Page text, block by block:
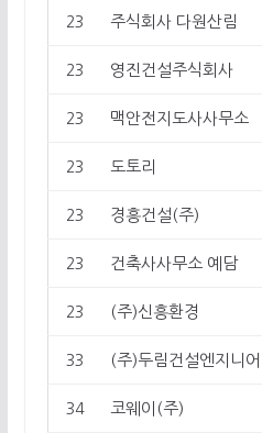
23 주식회사 다원산림
23 영진건설주식회사
23 맥안전지도사사무소
23 도토리
23 경흥건설(주)
23 건축사사무소 예담
23 (주)신흥환경
33 (주)두림건설엔지니어
34 코웨이(주)